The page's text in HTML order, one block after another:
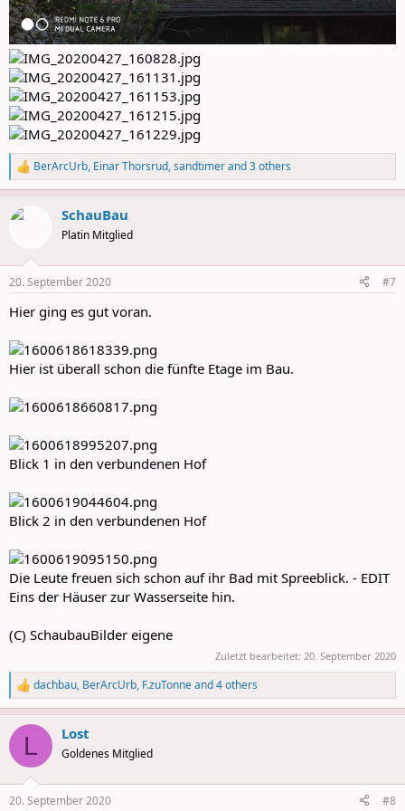
R
e
a
c
s
BerArcUrb, Einar Thorsrud,sandtimerand 3 others
SchauBau
Platin Mitglied
20. September 2020 #7
Hier ging es gut voran.
Hier ist überall schon die fünfte Etage im Bau.
Blick 1 in den verbundenen Hof
Blick 2 in den verbundenen Hof
Die Leute freuen sich schon auf ihr Bad mit Spreeblick. - EDIT
Eins der Häuser zur Wasserseite hin.
(C) SchaubauBilder eigene
Zuletzt bearbeitet: 20. September 2020
R
e
a
c
i
s
dachbau, BerArcUrb, F.zuTonneand 4 others
L Lost
Goldenes Mitglied
20. September 2020 #8